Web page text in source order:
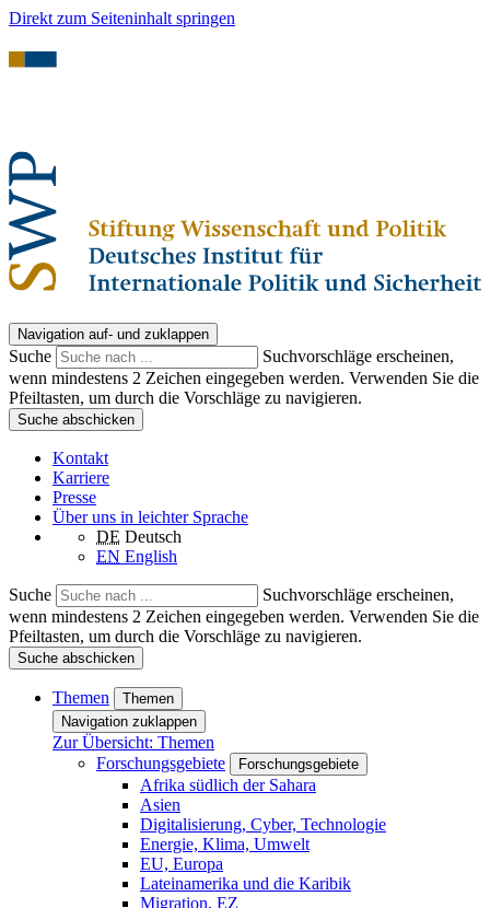
Direkt zum Seiteninhalt springen
Navigation auf- und zuklappen
Suche
Suchvorschläge erscheinen,
wenn mindestens 2 Zeichen eingegeben werden. Verwenden Sie die
Pfeiltasten, um durch die Vorschläge zu navigieren.
Suche abschicken
Kontakt
Karriere
Presse
Über uns in leichter Sprache
DE Deutsch
EN English
Suche
Suchvorschläge erscheinen,
wenn mindestens 2 Zeichen eingegeben werden. Verwenden Sie die
Pfeiltasten, um durch die Vorschläge zu navigieren.
Suche abschicken
Themen
Themen
Navigation zuklappen
Zur Übersicht: Themen
Forschungsgebiete
Forschungsgebiete
Afrika südlich der Sahara
Asien
Digitalisierung, Cyber, Technologie
Energie, Klima, Umwelt
EU, Europa
Lateinamerika und die Karibik
Migration, EZ